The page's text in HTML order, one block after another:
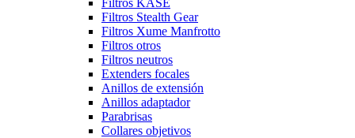
Filtros KASE
Filtros Stealth Gear
Filtros Xume Manfrotto
Filtros otros
Filtros neutros
Extenders focales
Anillos de extensión
Anillos adaptador
Parabrisas
Collares objetivos